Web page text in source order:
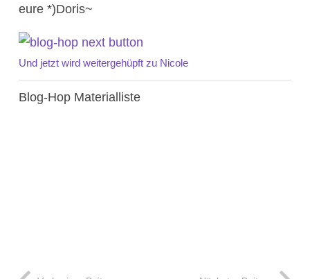
eure *)Doris~
Und jetzt wird weitergehüpft zu Nicole
Blog-Hop Materialliste